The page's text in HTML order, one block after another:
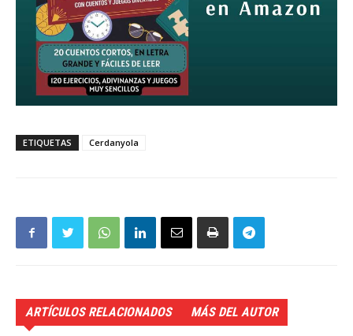
ETIQUETAS Cerdanyola
ARTÍCULOS RELACIONADOS MÁS DEL AUTOR